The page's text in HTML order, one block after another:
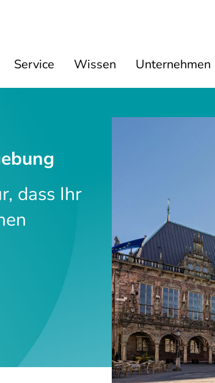
Service Wissen Unternehmen
dass Ihr